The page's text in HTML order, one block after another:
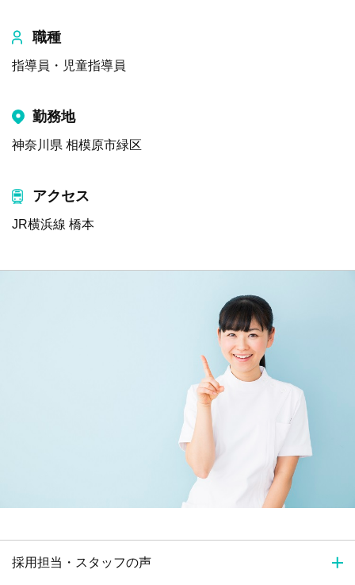
職種
指導員・児童指導員
勤務地
神奈川県 相模原市緑区
アクセス
JR横浜線 橋本
採用担当・スタッフの声